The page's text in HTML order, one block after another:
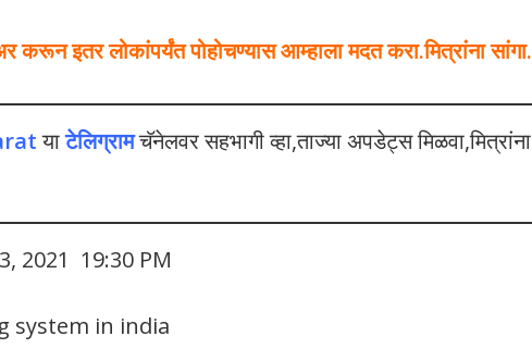
इतर लोकांपर्यंत पोहोचण्यास आम्हाला मदत करा.मित्रांना सांगा.
याटेलिग्रामचॅनेलवर सहभागी व्हा,ताज्या अपडेट्स मिळवा,मित्रांना
2021 19:30 PM
system in india